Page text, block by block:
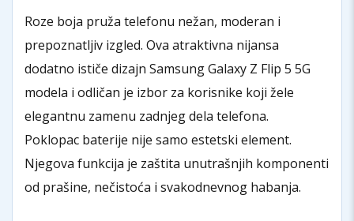
Roze boja pruža telefonu nežan, moderan i
prepoznatljiv izgled. Ova atraktivna nijansa
dodatno ističe dizajn Samsung Galaxy Z Flip 5 5G
modela i odličan je izbor za korisnike koji žele
elegantnu zamenu zadnjeg dela telefona.
Poklopac baterije nije samo estetski element.
Njegova funkcija je zaštita unutrašnjih komponenti
od prašine, nečistoća i svakodnevnog habanja.